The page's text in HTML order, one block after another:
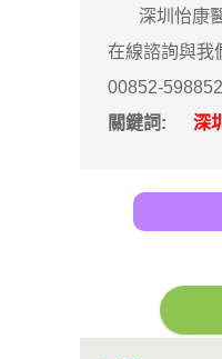
深圳怡康醫
在線諮詢與我
00852-
關鍵詞:
深